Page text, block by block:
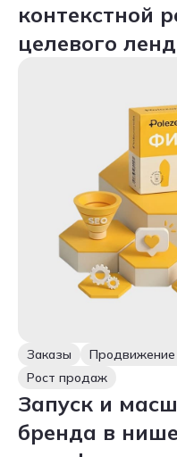
контекстной
целевого
Заказы Продвижение
Рост продаж
Запуск и
бренда в нише